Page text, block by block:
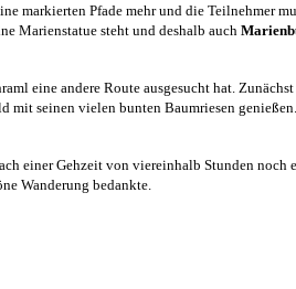
markierten Pfade mehr und die Teilnehmer
Marienstatue steht und deshalb auch
eine andere Route ausgesucht hat.
mit seinen vielen bunten Baumriesen
einer Gehzeit von viereinhalb Stunden
Wanderung bedankte.